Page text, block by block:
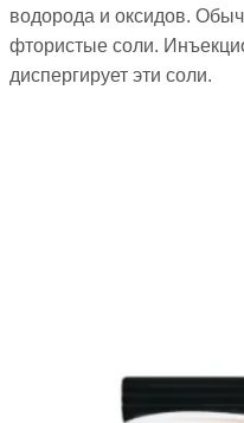
водорода и оксидов.
фтористые соли.
диспергирует эти соли.